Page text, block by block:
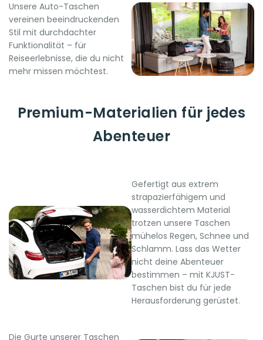
Unsere Auto-Taschen
vereinen beeindruckenden
Stil mit durchdachter
Funktionalität – für
Reiseerlebnisse, die du nicht
mehr missen möchtest.
Premium-Materialien für jedes
Abenteuer
Gefertigt aus extrem
strapazierfähigem und
wasserdichtem Material
trotzen unsere Taschen
mühelos Regen, Schnee und
Schlamm. Lass das Wetter
nicht deine Abenteuer
bestimmen – mit KJUST-
Taschen bist du für jede
Herausforderung gerüstet.
Die Gurte unserer Taschen